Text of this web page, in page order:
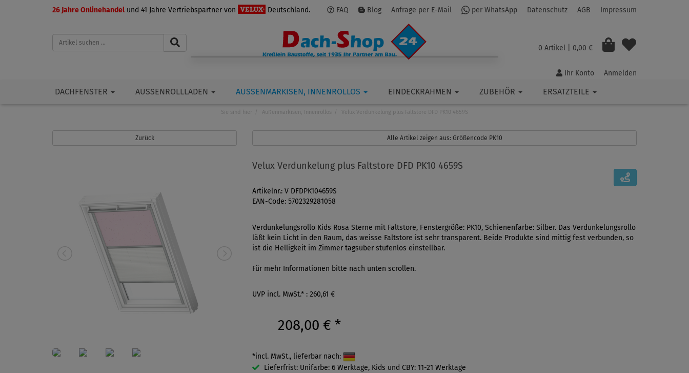
26 Jahre Onlinehandel und 41 Jahre Vertriebspartner von Deutschland. FAQ Blog Anfrage per E-Mail per WhatsApp Datenschutz AGB Impressum
0 Artikel | 0,00 €
Ihr Konto Anmelden
DACHFENSTER AUSSENROLLLADEN AUSSENMARKISEN, INNENROLLOS EINDECKRAHMEN ZUBEHÖR ERSATZTEILE
Sie sind hier Außenmarkisen, Innenrollos Velux Verdunkelung plus Faltstore DFD PK10 4659S
Zurück Alle Artikel zeigen aus: Größencode PK10
Velux Verdunkelung plus Faltstore DFD PK10 4659S
Artikelnr.: V DFDPK104659S
EAN-Code: 5702329281058
Verdunkelungsrollo Kids Rosa Sterne mit Faltstore, Fenstergröße: PK10, Schienenfarbe: Silber. Das Verdunkelungsrollo
läßt kein Licht in den Raum, das weisse Faltstore ist sehr transparent. Beide Produkte sind mittig fest verbunden, so
ist die Helligkeit im Zimmer tagsüber stufenlos einstellbar.
Für mehr Informationen bitte nach unten scrollen.
UVP incl. MwSt.* : 260,61 €
208,00 € *
*incl. MwSt., lieferbar nach:
Lieferfrist: Unifarbe: 6 Werktage, Kids und CBY: 11-21 Werktage